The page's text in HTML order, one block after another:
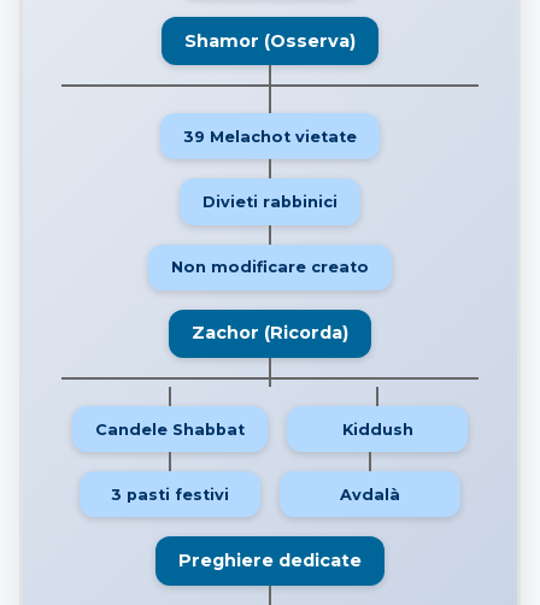
Shamor (Osserva)
39 Melachot vietate
Divieti rabbinici
Non modificare creato
Zachor (Ricorda)
Candele Shabbat Kiddush
3 pasti festivi Avdalà
Preghiere dedicate